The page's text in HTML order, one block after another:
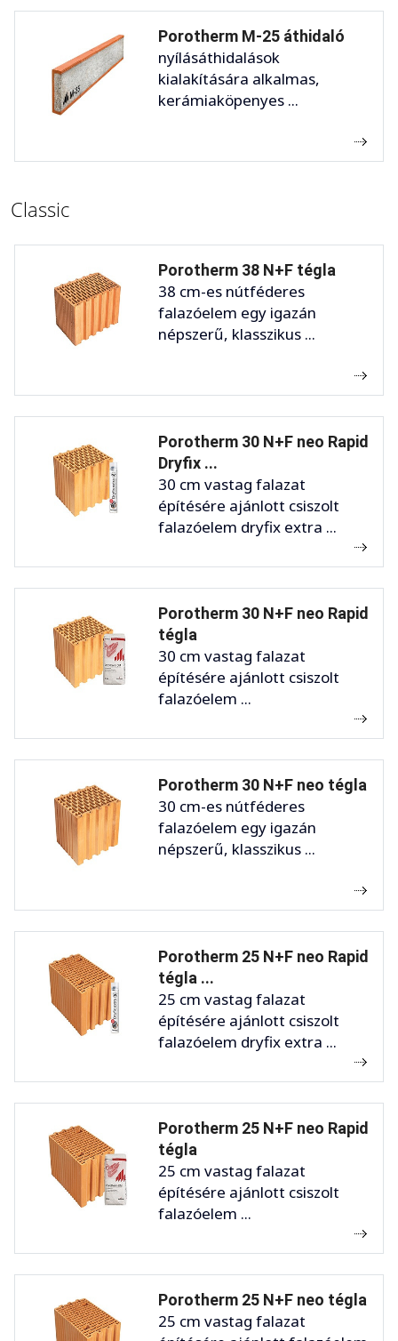
Porotherm M-25 áthidaló
nyílásáthidalások
kialakítására alkalmas,
kerámiaköpenyes ...
Classic
Porotherm 38 N+F tégla
38 cm-es nútféderes
falazóelem egy igazán
népszerű, klasszikus ...
Porotherm 30 N+F neo Rapid
Dryfix ...
30 cm vastag falazat
építésére ajánlott csiszolt
falazóelem dryfix extra ...
Porotherm 30 N+F neo Rapid
tégla
30 cm vastag falazat
építésére ajánlott csiszolt
falazóelem ...
Porotherm 30 N+F neo tégla
30 cm-es nútféderes
falazóelem egy igazán
népszerű, klasszikus ...
Porotherm 25 N+F neo Rapid
tégla ...
25 cm vastag falazat
építésére ajánlott csiszolt
falazóelem dryfix extra ...
Porotherm 25 N+F neo Rapid
tégla
25 cm vastag falazat
építésére ajánlott csiszolt
falazóelem ...
Porotherm 25 N+F neo tégla
25 cm vastag falazat